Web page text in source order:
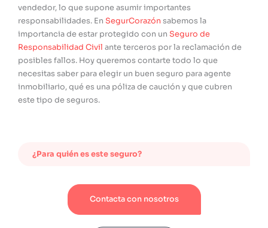
vendedor, lo que supone asumir importantes
responsabilidades. En SegurCorazón sabemos la
importancia de estar protegido con un Seguro de
Responsabilidad Civil ante terceros por la reclamación de
posibles fallos. Hoy queremos contarte todo lo que
necesitas saber para elegir un buen seguro para agente
inmobiliario, qué es una póliza de caución y que cubren
este tipo de seguros.
¿Para quién es este seguro?
Contacta con nosotros